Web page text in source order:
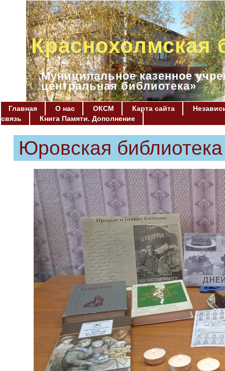
Краснохолмская
Муниципальное казенное
центральная библиотека»
Главная О нас ОКСМ Карта сайта
связь
Книга Памяти. Дополнение
Юровская библиотека